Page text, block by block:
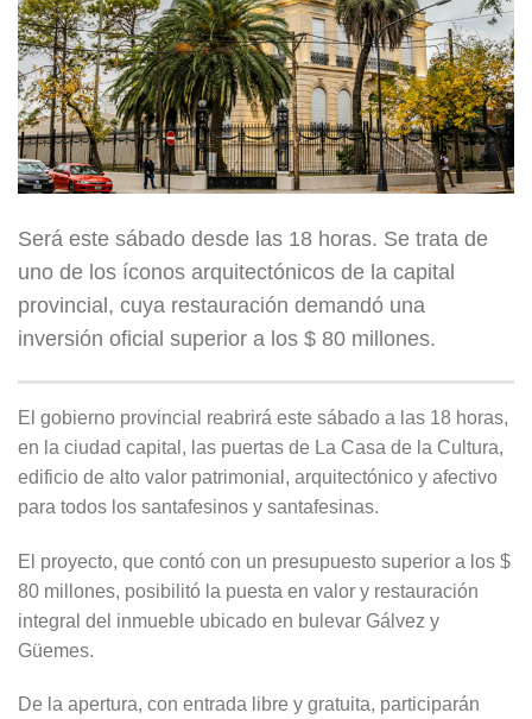
Será este sábado desde las 18 horas. Se trata de
uno de los íconos arquitectónicos de la capital
provincial, cuya restauración demandó una
inversión oficial superior a los $ 80 millones.
El gobierno provincial reabrirá este sábado a las 18 horas,
en la ciudad capital, las puertas de La Casa de la Cultura,
edificio de alto valor patrimonial, arquitectónico y afectivo
para todos los santafesinos y santafesinas.
El proyecto, que contó con un presupuesto superior a los $
80 millones, posibilitó la puesta en valor y restauración
integral del inmueble ubicado en bulevar Gálvez y
Güemes.
De la apertura, con entrada libre y gratuita, participarán